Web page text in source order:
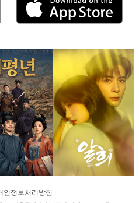
인정보처리방침